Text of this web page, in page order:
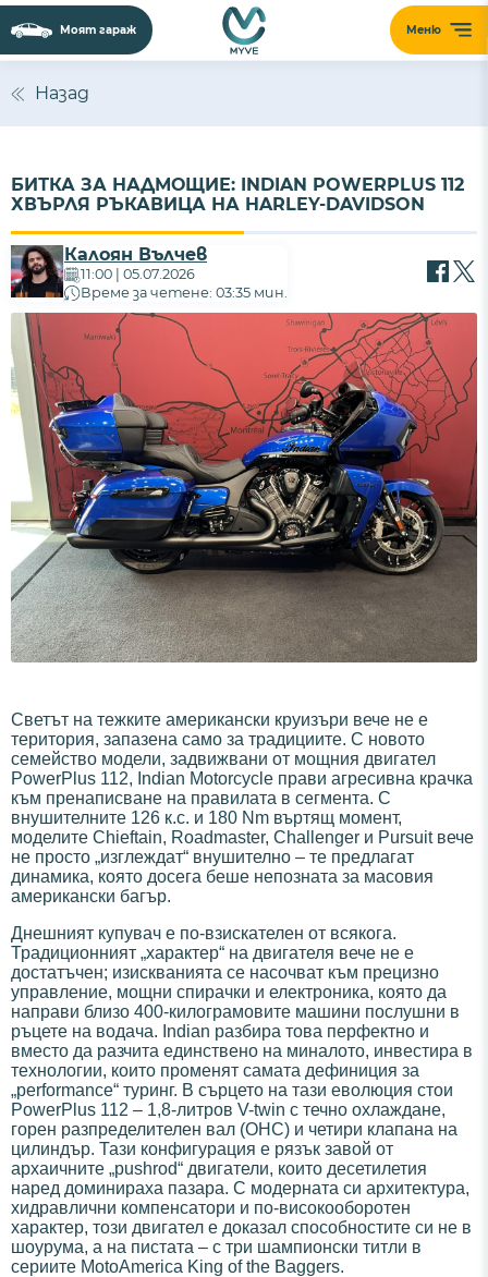
Меню
Моят гараж
Назад
БИТКА ЗА НАДМОЩИЕ: INDIAN POWERPLUS 112
ХВЪРЛЯ РЪКАВИЦА НА HARLEY-DAVIDSON
Калоян Вълчев
11:00 | 05.07.2026
Време за четене: 03:35 мин.
Светът на тежките американски круизъри вече не е
територия, запазена само за традициите. С новото
семейство модели, задвижвани от мощния двигател
PowerPlus 112, Indian Motorcycle прави агресивна крачка
към пренаписване на правилата в сегмента. С
внушителните 126 к.с. и 180 Nm въртящ момент,
моделите Chieftain, Roadmaster, Challenger и Pursuit вече
не просто „изглеждат“ внушително – те предлагат
динамика, която досега беше непозната за масовия
американски багър.
Днешният купувач е по-взискателен от всякога.
Традиционният „характер“ на двигателя вече не е
достатъчен; изискванията се насочват към прецизно
управление, мощни спирачки и електроника, която да
направи близо 400-килограмовите машини послушни в
ръцете на водача. Indian разбира това перфектно и
вместо да разчита единствено на миналото, инвестира в
технологии, които променят самата дефиниция за
„performance“ туринг. В сърцето на тази еволюция стои
PowerPlus 112 – 1,8-литров V-twin с течно охлаждане,
горен разпределителен вал (OHC) и четири клапана на
цилиндър. Тази конфигурация е рязък завой от
архаичните „pushrod“ двигатели, които десетилетия
наред доминираха пазара. С модерната си архитектура,
хидравлични компенсатори и по-високооборотен
характер, този двигател е доказал способностите си не в
шоурума, а на пистата – с три шампионски титли в
сериите MotoAmerica King of the Baggers.